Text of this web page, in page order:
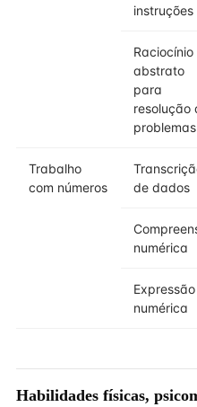
instruções
Raciocínio
abstrato
para
resolução
problemas
Trabalho
com números
de dados
numérica
Expressão
numérica
Habilidades físicas,